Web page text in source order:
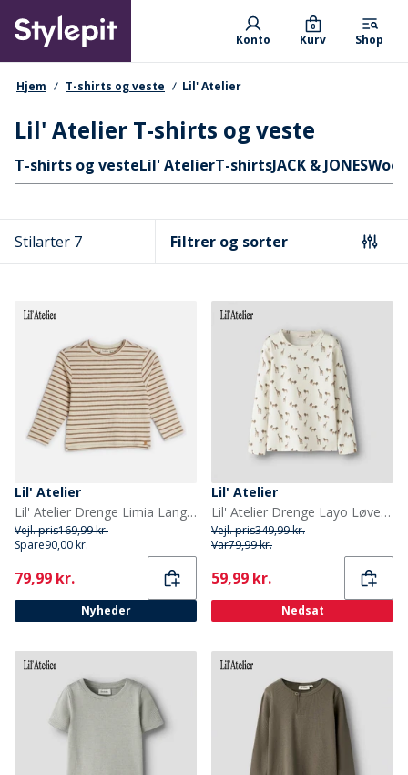
main
content
Primary departments
Konto Kurv
0
Shop
navigationssti
Hjem T-shirts og veste Lil' Atelier
Lil' Atelier T-shirts og veste
Hurtige links
T-shirts og vesteLil' AtelierT-shirtsJACK & JONES
Stilarter 7 Filtrer og sorter
Lil' Atelier
Lil' Atelier Drenge Limia Langærmet T-shirt Turtledove
Vejl. pris169,99 kr.
Spare90,00 kr.
Current
79,99 kr.
Nyheder
Lil' Atelier
Lil' Atelier Drenge Layo Løve Langærmet Top Coconut Milk
Vejl. pris349,99 kr.
Var79,99 kr.
Current
59,99 kr.
Nedsat